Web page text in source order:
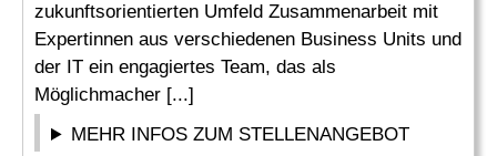
zukunftsorientierten Umfeld Zusammenarbeit mit
Expertinnen aus verschiedenen Business Units und
der IT ein engagiertes Team, das als
Möglichmacher [...]
MEHR INFOS ZUM STELLENANGEBOT